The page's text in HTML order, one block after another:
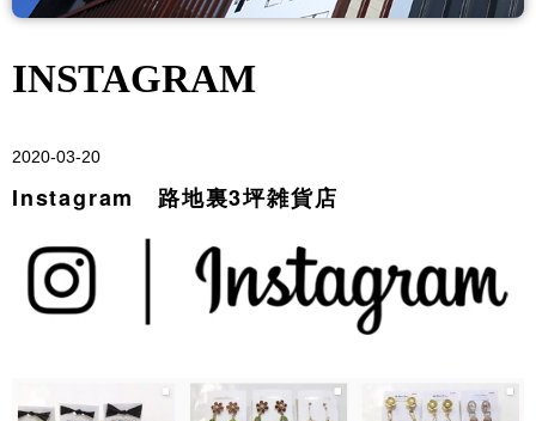
INSTAGRAM
2020-03-20
Instagram 路地裏3坪雑貨店